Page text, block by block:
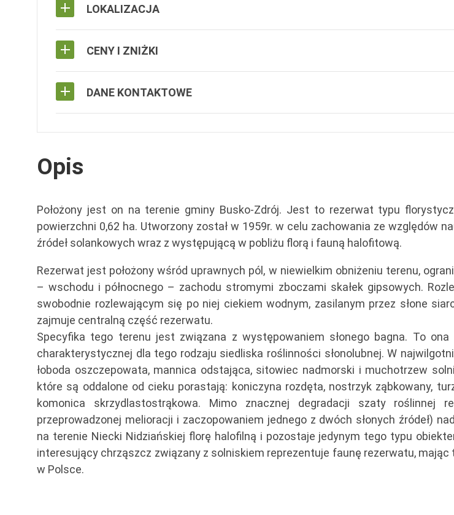
LOKALIZACJA
CENY I ZNIŻKI
DANE KONTAKTOWE
Opis
Położony jest on na terenie gminy Busko-Zdrój. Jest to rezerwat typu
powierzchni 0,62 ha. Utworzony został w 1959r. w celu zachowania ze względów
źródeł solankowych wraz z występującą w pobliżu florą i fauną halofitową.
Rezerwat jest położony wśród uprawnych pól, w niewielkim obniżeniu terenu,
– wschodu i północnego – zachodu stromymi zboczami skałek gipsowych.
swobodnie rozlewającym się po niej ciekiem wodnym, zasilanym przez słone
zajmuje centralną część rezerwatu.
Specyfika tego terenu jest związana z występowaniem słonego bagna. To ona
charakterystycznej dla tego rodzaju siedliska roślinności słonolubnej. W
łoboda oszczepowata, mannica odstająca, sitowiec nadmorski i muchotrzew
które są oddalone od cieku porastają: koniczyna rozdęta, nostrzyk ząbkowany,
komonica skrzydlastostrąkowa. Mimo znacznej degradacji szaty roślinnej
przeprowadzonej melioracji i zaczopowaniem jednego z dwóch słonych źródeł)
na terenie Niecki Nidziańskiej florę halofilną i pozostaje jedynym tego typu
interesujący chrząszcz związany z solniskiem reprezentuje faunę rezerwatu,
w Polsce.